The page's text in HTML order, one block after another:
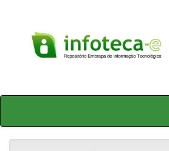
Skip